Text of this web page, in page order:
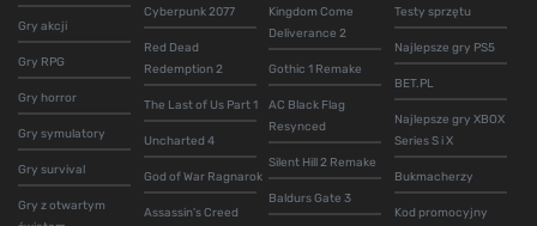
Gry akcji
Gry RPG
Gry horror
Gry symulatory
Gry survival
Gry z otwartym
Cyberpunk 2077
Red Dead
Redemption 2
The Last of Us Part 1
Uncharted 4
God of War Ragnarok
Assassin's Creed
Kingdom Come
Deliverance 2
Gothic 1 Remake
AC Black Flag
Resynced
Silent Hill 2 Remake
Baldurs Gate 3
Testy sprzętu
Najlepsze gry PS5
BET.PL
Najlepsze gry XBOX
Series S i X
Bukmacherzy
Kod promocyjny